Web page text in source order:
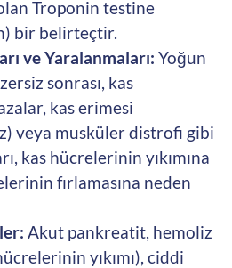
Troponin testine
bir belirteçtir.
ve Yaralanmaları: Yoğun
sonrası, kas
kas erimesi
veya musküler distrofi gibi
kas hücrelerinin yıkımına
fırlamasına neden
Akut pankreatit, hemoliz
yıkımı), ciddi